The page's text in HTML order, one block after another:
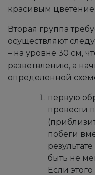
красивым
Вторая группа
осуществляют
– на уровне 30 см,
разветвлению, а
определенной
первую
провести
побеги
быть не
Если